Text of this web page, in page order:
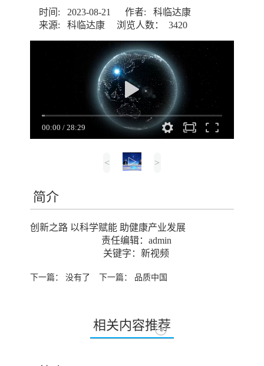
时间: 2023-08-21 作者: 科临达康
来源: 科临达康 浏览人数： 3420
00:00 / 28:29
▷
< >
简介
创新之路 以科学赋能 助健康产业发展
责任编辑：admin
关键字：新视频
下一篇： 没有了 下一篇： 品质中国
相关内容推荐